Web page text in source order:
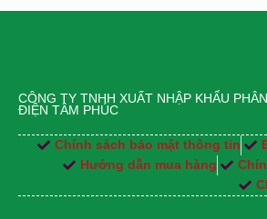
CÔNG TY TNHH XUẤT NHẬP KHẨU
ĐIỆN TÂM PHÚC
Chính sách bảo mật thông tin
Hướng dẫn mua hàng